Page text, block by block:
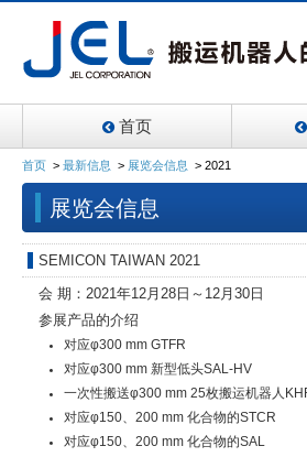
首页
首页 > 最新信息 > 展览会信息 > 2021
展览会信息
SEMICON TAIWAN 2021
会 期：2021年12月28日～12月30日
参展产品的介绍
对应φ300 mm GTFR
对应φ300 mm 新型低头SAL-HV
一次性搬送φ300 mm 25枚搬运机器人
对应φ150、200 mm 化合物的STCR
对应φ150、200 mm 化合物的SAL